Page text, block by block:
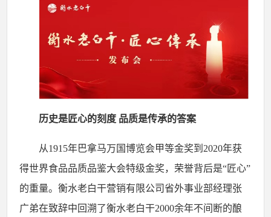
历史是匠心的刻度 品质是传承的答案
从1915年巴拿马万国博览会甲等金奖到2020年获
得世界食品品质品鉴大会特级金奖，荣誉背后是“匠心”
的重量。衡水老白干营销有限公司省外事业部经理张
广弟在致辞中回溯了衡水老白干2000余年不间断的酿